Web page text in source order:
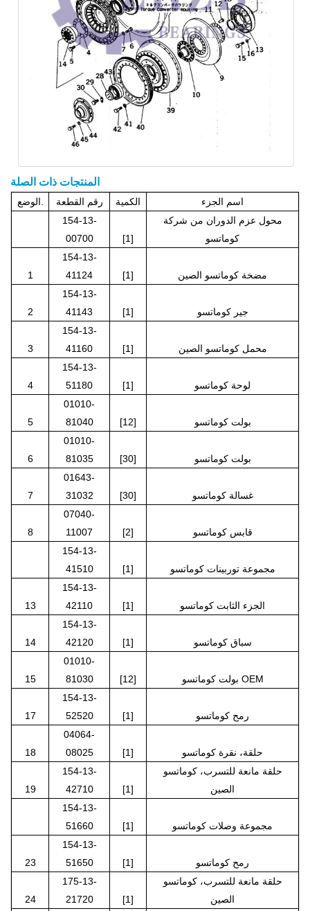
المنتجات ذات الصلة
رقم القطعة الكمية
اسم الجزء
154-13-
00700
[1]
محول عزم الدوران من شركة
كوماتسو
1
154-13-
41124
[1] مضخة كوماتسو الصين
2
154-13-
41143
[1] جير كوماتسو
3
154-13-
41160
[1] محمل كوماتسو الصين
4
154-13-
51180
[1] لوحة كوماتسو
5
01010-
81040
[12] بولت كوماتسو
6
01010-
81035
[30] بولت كوماتسو
7
01643-
31032
[30] غسالة كوماتسو
8
07040-
11007
[2]
قابس كوماتسو
154-13-
41510
[1] مجموعة توربينات كوماتسو
13
154-13-
42110
[1] الجزء الثابت كوماتسو
14
154-13-
42120
[1] سباق كوماتسو
15
01010-
81030
[12] بولت كوماتسو OEM
17
154-13-
52520
[1] رمح كوماتسو
18
04064-
08025
[1] حلقة، نقرة كوماتسو
19
154-13-
42710
[1]
حلقة مانعة للتسرب، كوماتسو
الصين
154-13-
51660
[1] مجموعة وصلات كوماتسو
23
154-13-
51650
[1] رمح كوماتسو
24
175-13-
21720
[1]
حلقة مانعة للتسرب، كوماتسو
الصين